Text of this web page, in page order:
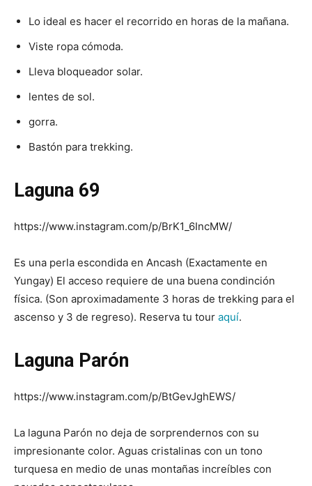
Lo ideal es hacer el recorrido en horas de la mañana.
Viste ropa cómoda.
Lleva bloqueador solar.
lentes de sol.
gorra.
Bastón para trekking.
Laguna 69
https://www.instagram.com/p/BrK1_6IncMW/
Es una perla escondida en Ancash (Exactamente en
Yungay) El acceso requiere de una buena condinción
física. (Son aproximadamente 3 horas de trekking para el
ascenso y 3 de regreso). Reserva tu tour aquí.
Laguna Parón
https://www.instagram.com/p/BtGevJghEWS/
La laguna Parón no deja de sorprendernos con su
impresionante color. Aguas cristalinas con un tono
turquesa en medio de unas montañas increíbles con